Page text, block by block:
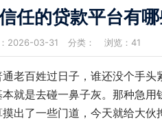
任的贷款平台有
2026-03-31 分类： 浏览：41
通老百姓过日子，谁还没个手
本就是去碰一鼻子灰。那种急
摸出了一些门道，今天就给大